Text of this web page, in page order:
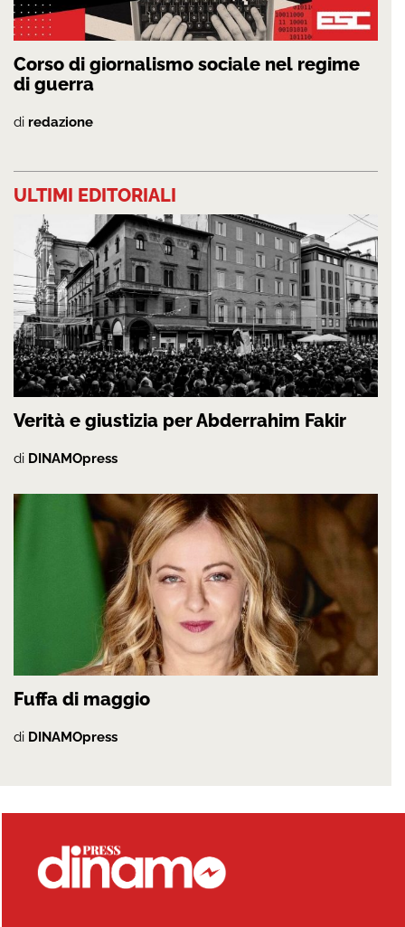
Corso di giornalismo sociale nel regime
di guerra
di redazione
ULTIMI EDITORIALI
Verità e giustizia per Abderrahim Fakir
di DINAMOpress
Fuffa di maggio
di DINAMOpress